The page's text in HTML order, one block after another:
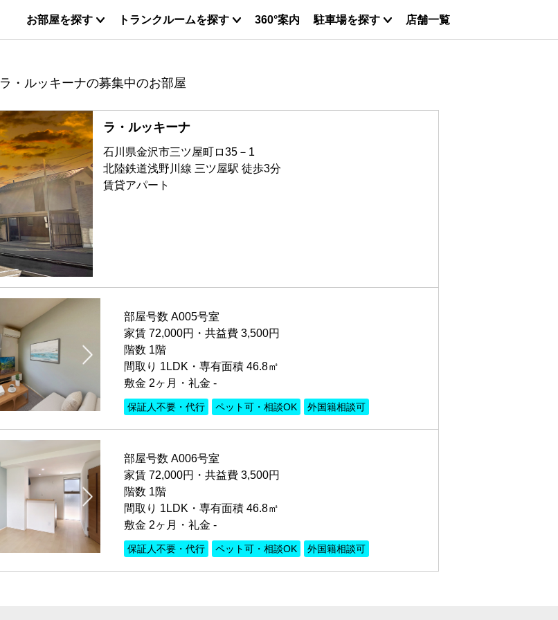
お部屋を探す トランクルームを探す 360°案内 駐車場を探す 店舗一覧
ラ・ルッキーナの募集中のお部屋
ラ・ルッキーナ
石川県金沢市三ツ屋町ロ35－1
北陸鉄道浅野川線 三ツ屋駅 徒歩3分
賃貸アパート
部屋号数 A005号室
家賃 72,000円・共益費 3,500円
階数 1階
間取り 1LDK・専有面積 46.8㎡
敷金 2ヶ月・礼金 -
保証人不要・代行 ペット可・相談OK 外国籍相談可
部屋号数 A006号室
家賃 72,000円・共益費 3,500円
階数 1階
間取り 1LDK・専有面積 46.8㎡
敷金 2ヶ月・礼金 -
保証人不要・代行 ペット可・相談OK 外国籍相談可